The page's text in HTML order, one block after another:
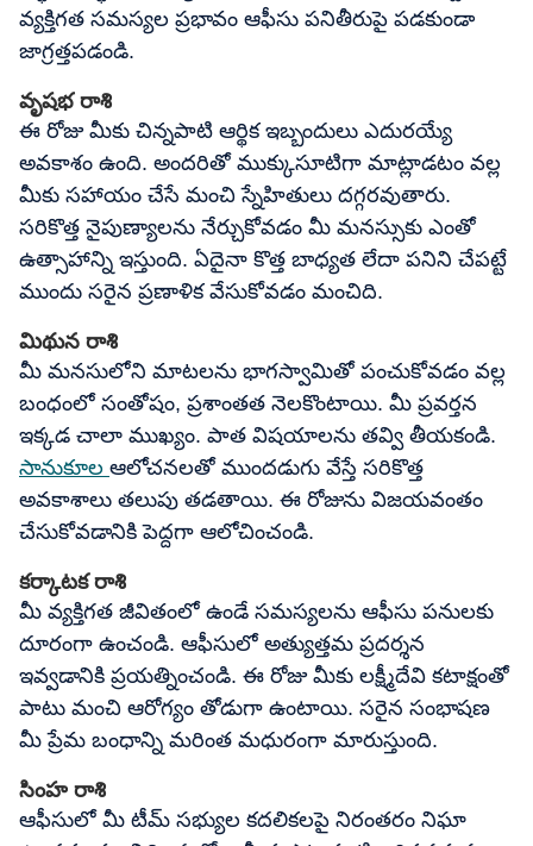
వ్యక్తిగత సమస్యల ప్రభావం ఆఫీసు పనితీరుపై పడకుండా
జాగ్రత్తపడండి.
వృషభ రాశి
ఈ రోజు మీకు చిన్నపాటి ఆర్థిక ఇబ్బందులు ఎదురయ్యే
అవకాశం ఉంది. అందరితో ముక్కుసూటిగా మాట్లాడటం వల్ల
మీకు సహాయం చేసే మంచి స్నేహితులు దగ్గరవుతారు.
సరికొత్త నైపుణ్యాలను నేర్చుకోవడం మీ మనస్సుకు ఎంతో
ఉత్సాహాన్ని ఇస్తుంది. ఏదైనా కొత్త బాధ్యత లేదా పనిని చేపట్టే
ముందు సరైన ప్రణాళిక వేసుకోవడం మంచిది.
మిథున రాశి
మీ మనసులోని మాటలను భాగస్వామితో పంచుకోవడం వల్ల
బంధంలో సంతోషం, ప్రశాంతత నెలకొంటాయి. మీ ప్రవర్తన
ఇక్కడ చాలా ముఖ్యం. పాత విషయాలను తవ్వి తీయకండి.
సానుకూల ఆలోచనలతో ముందడుగు వేస్తే సరికొత్త
అవకాశాలు తలుపు తడతాయి. ఈ రోజును విజయవంతం
చేసుకోవడానికి పెద్దగా ఆలోచించండి.
కర్కాటక రాశి
మీ వ్యక్తిగత జీవితంలో ఉండే సమస్యలను ఆఫీసు పనులకు
దూరంగా ఉంచండి. ఆఫీసులో అత్యుత్తమ ప్రదర్శన
ఇవ్వడానికి ప్రయత్నించండి. ఈ రోజు మీకు లక్ష్మీదేవి కటాక్షంతో
పాటు మంచి ఆరోగ్యం తోడుగా ఉంటాయి. సరైన సంభాషణ
మీ ప్రేమ బంధాన్ని మరింత మధురంగా మారుస్తుంది.
సింహ రాశి
ఆఫీసులో మీ టీమ్ సభ్యుల కదలికలపై నిరంతరం నిఘా